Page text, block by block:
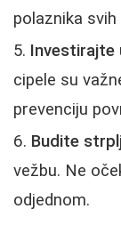
polaznika
Investirajte
cipele su
prevenciju
Budite
vežbu. Ne
odjednom.